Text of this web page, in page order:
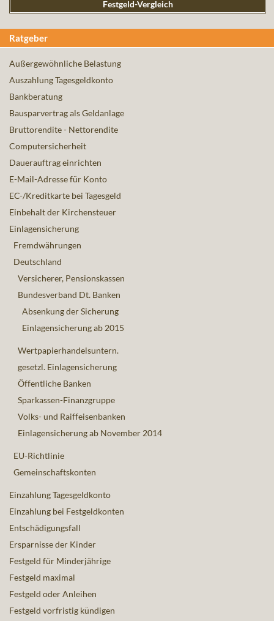
Festgeld-Vergleich
Ratgeber
Außergewöhnliche Belastung
Auszahlung Tagesgeldkonto
Bankberatung
Bausparvertrag als Geldanlage
Bruttorendite - Nettorendite
Computersicherheit
Dauerauftrag einrichten
E-Mail-Adresse für Konto
EC-/Kreditkarte bei Tagesgeld
Einbehalt der Kirchensteuer
Einlagensicherung
Fremdwährungen
Deutschland
Versicherer, Pensionskassen
Bundesverband Dt. Banken
Absenkung der Sicherung
Einlagensicherung ab 2015
Wertpapierhandelsuntern.
gesetzl. Einlagensicherung
Öffentliche Banken
Sparkassen-Finanzgruppe
Volks- und Raiffeisenbanken
Einlagensicherung ab November 2014
EU-Richtlinie
Gemeinschaftskonten
Einzahlung Tagesgeldkonto
Einzahlung bei Festgeldkonten
Entschädigungsfall
Ersparnisse der Kinder
Festgeld für Minderjährige
Festgeld maximal
Festgeld oder Anleihen
Festgeld vorfristig kündigen